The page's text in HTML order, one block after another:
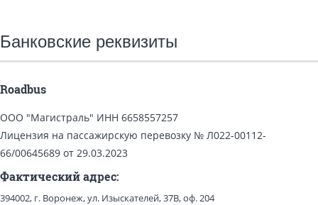
Банковские реквизиты
Roadbus
ООО "Магистраль" ИНН 6658557257
Лицензия на пассажирскую перевозку № Л022-00112-
66/00645689 от 29.03.2023
Фактический адрес:
394002, г. Воронеж, ул. Изыскателей, 37В, оф. 204